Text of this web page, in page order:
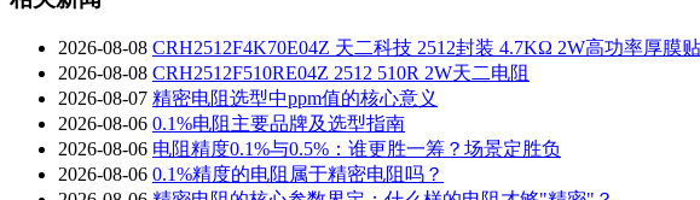
2026-08-08 CRH2512F4K70E04Z 天二科技 2512封装 4.7KΩ 2W高功率厚膜
2026-08-08 CRH2512F510RE04Z 2512 510R 2W天二电阻
2026-08-07 精密电阻选型中ppm值的核心意义
2026-08-06 0.1%电阻主要品牌及选型指南
2026-08-06 电阻精度0.1%与0.5%：谁更胜一筹？场景定胜负
2026-08-06 0.1%精度的电阻属于精密电阻吗？